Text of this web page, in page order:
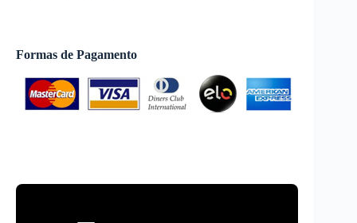
Formas de Pagamento